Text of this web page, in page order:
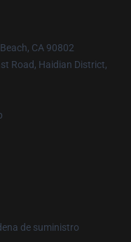
CA 90802
Road, Haidian District,
de suministro